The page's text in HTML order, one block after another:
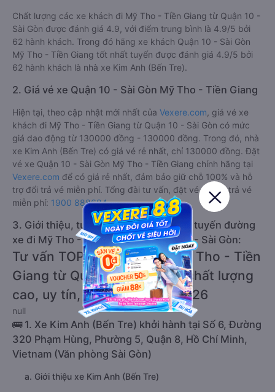
Chất lượng các xe khách đi Mỹ Tho - Tiền Giang từ Quận 10 -
Sài Gòn được đánh giá 4.9, với điểm trung bình là 4.9/5 bởi
62 hành khách. Trong đó hãng xe khách Quận 10 - Sài Gòn
Mỹ Tho - Tiền Giang tốt nhất tuyến được đánh giá 4.9/5 bởi
62 hành khách là nhà xe Kim Anh (Bến Tre).
2. Giá vé xe Quận 10 - Sài Gòn Mỹ Tho - Tiền Giang
Hiện tại, theo cập nhật mới nhất của Vexere.com , giá vé xe
khách đi Mỹ Tho - Tiền Giang từ Quận 10 - Sài Gòn có mức
giá dao động từ 130000 đồng - 130000 đồng. Trong đó, nhà
xe Kim Anh (Bến Tre) có giá vé rẻ nhất, chỉ 130000 đồng. Đặt
vé xe Quận 10 - Sài Gòn Mỹ Tho - Tiền Giang chính hãng tại
Vexere.com để có giá rẻ nhất, đảm bảo giữ chỗ 100% và hỗ
trợ đổi trả vé miễn phí. Tổng đài tư vấn, đặt vé và đổi trả vé
miễn phí: 1900 888684.
3. Giới thiệu, tư vấn các dòng xe chạy tuyến đường
xe đi Mỹ Tho - Tiền Giang từ Quận 10 - Sài Gòn:
Tư vấn TOP 1 xe khách đi Mỹ Tho - Tiền
Giang từ Quận 10 - Sài Gòn chất lượng
cao, uy tín, giá rẻ nhất 08/2026
null
🚌 1. Xe Kim Anh (Bến Tre) khởi hành tại Số 6, Đường
320 Phạm Hùng, Phường 5, Quận 8, Hồ Chí Minh,
Vietnam (Văn phòng Sài Gòn)
a. Giới thiệu xe Kim Anh (Bến Tre)